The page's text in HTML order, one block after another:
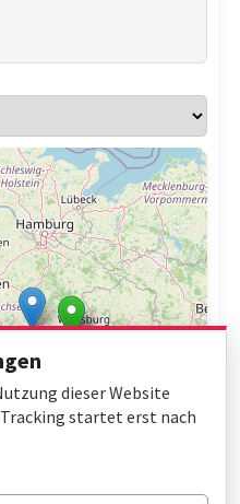
dieser Website
startet erst nach